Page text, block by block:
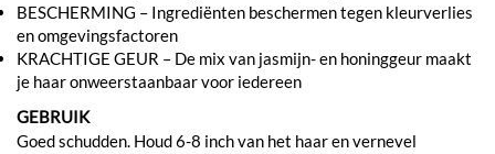
BESCHERMING – Ingrediënten beschermen tegen kleurverlies
en omgevingsfactoren
KRACHTIGE GEUR – De mix van jasmijn- en honinggeur maakt
je haar onweerstaanbaar voor iedereen
GEBRUIK
Goed schudden. Houd 6-8 inch van het haar en vernevel